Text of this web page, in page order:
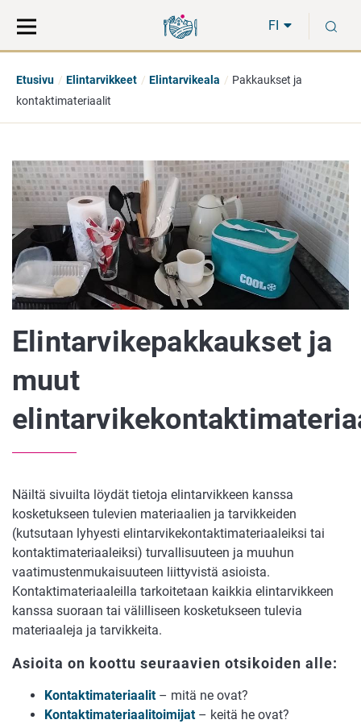
suoraan
sisältöön
koko
sivuston
FI
Etusivu Elintarvikkeet Elintarvikeala
Pakkaukset ja
kontaktimateriaalit
Elintarvikepakkaukset ja
muut
Näiltä sivuilta löydät tietoja elintarvikkeen kanssa
kosketukseen tulevien materiaalien ja tarvikkeiden
(kutsutaan lyhyesti elintarvikekontaktimateriaaleiksi tai
kontaktimateriaaleiksi) turvallisuuteen ja muuhun
vaatimustenmukaisuuteen liittyvistä asioista.
Kontaktimateriaaleilla tarkoitetaan kaikkia elintarvikkeen
kanssa suoraan tai välilliseen kosketukseen tulevia
materiaaleja ja tarvikkeita.
Asioita on koottu seuraavien otsikoiden alle:
Kontaktimateriaalit– mitä ne ovat?
Kontaktimateriaalitoimijat– keitä he ovat?